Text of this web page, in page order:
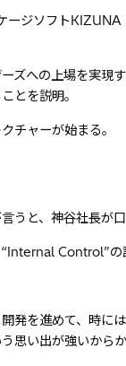
ジソフト
ズへの上場を実現
とを説明。
チャーが始まる。
うと、神谷社長が口
Control”
発を進めて、時に
思い出が強いからか